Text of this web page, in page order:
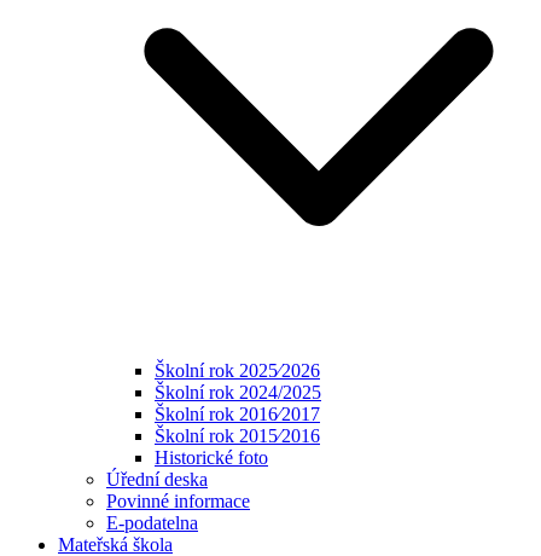
Školní rok 2025⁄2026
Školní rok 2024/2025
Školní rok 2016⁄2017
Školní rok 2015⁄2016
Historické foto
Úřední deska
Povinné informace
E-podatelna
Mateřská škola